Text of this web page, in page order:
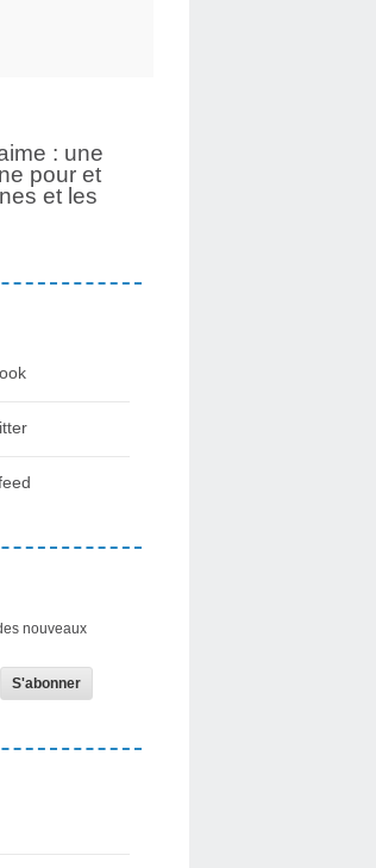
: une
pour et
et les
nouveaux